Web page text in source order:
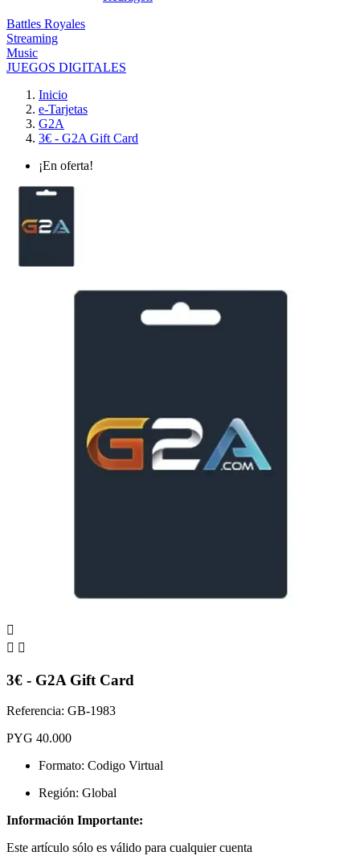
Battles Royales
Streaming
Music
JUEGOS DIGITALES
Inicio
e-Tarjetas
G2A
3€ - G2A Gift Card
¡En oferta!

 
3€ - G2A Gift Card
Referencia: GB-1983
PYG 40.000
Formato: Codigo Virtual
Región: Global
Información Importante:
Este artículo sólo es válido para cualquier cuenta